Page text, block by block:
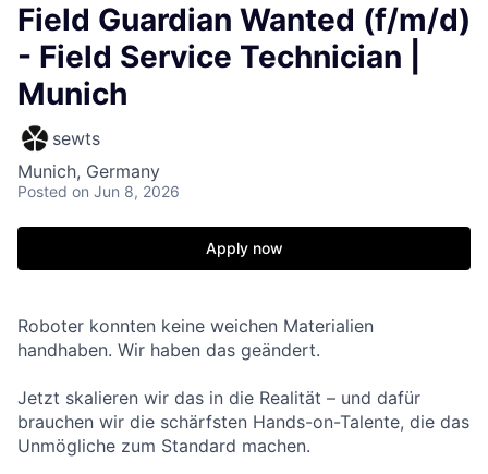
Field Guardian Wanted (f/m/d)
- Field Service Technician |
Munich
sewts
Munich, Germany
Posted on Jun 8, 2026
Apply now
Roboter konnten keine weichen Materialien
handhaben. Wir haben das geändert.
Jetzt skalieren wir das in die Realität – und dafür
brauchen wir die schärfsten Hands-on-Talente, die das
Unmögliche zum Standard machen.